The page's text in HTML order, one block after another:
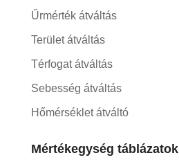
Űrmérték átváltás
Terület átváltás
Térfogat átváltás
Sebesség átváltás
Hőmérséklet átváltó
Mértékegység táblázatok